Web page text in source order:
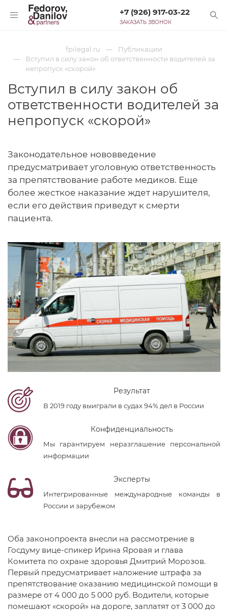
+7 (926) 917-03-22
ЗАКАЗАТЬ ЗВОНОК
fpilegal.ru
Публикации
Вступил в силу закон об ответственности водителей за
непропуск «скорой»
Вступил в силу закон об
ответственности водителей за
непропуск «скорой»
Законодательное нововведение
предусматривает уголовную ответственность
за препятствование работе медиков. Еще
более жесткое наказание ждет нарушителя,
если его действия приведут к смерти
пациента.
Результат
В 2019 году выиграли в судах 94% дел в России
Конфиденциальность
Мы гарантируем неразглашение персональной
информации
Эксперты
Интегрированные международные команды в
России и зарубежом
Оба законопроекта внесли на рассмотрение в
Госдуму вице-спикер Ирина Яровая и глава
Комитета по охране здоровья Дмитрий Морозов.
Первый предусматривает наложение штрафа за
препятствование оказанию медицинской помощи в
размере от 4 000 до 5 000 руб. Водители, которые
помешают «скорой» на дороге, заплатят от 3 000 до